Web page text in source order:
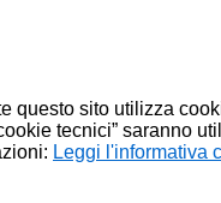
questo sito utilizza
tecnici” saranno